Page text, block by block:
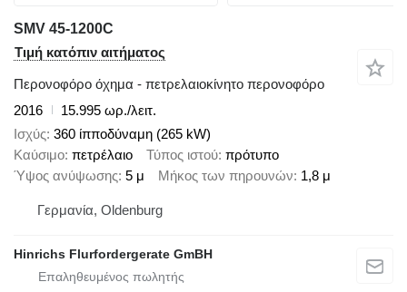
SMV 45-1200C
Τιμή κατόπιν αιτήματος
Περονοφόρο όχημα - πετρελαιοκίνητο περονοφόρο
2016
15.995 ωρ./λειτ.
Ισχύς 360 ίπποδύναμη (265 kW)
Καύσιμο πετρέλαιο Τύπος ιστού πρότυπο
Ύψος ανύψωσης 5 μ Μήκος των πηρουνών 1,8 μ
Γερμανία, Oldenburg
Hinrichs Flurfordergerate GmBH